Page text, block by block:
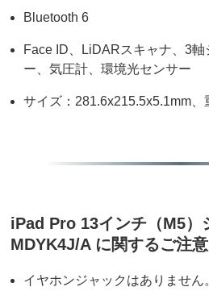
Bluetooth 6
Face ID、LiDARスキャナ、3
ー、気圧計、環境光センサー
サイズ：281.6x215.5x5.1mm、
iPad Pro 13インチ（M5）
MDYK4J/A に関するご注意
イヤホンジャックはありません